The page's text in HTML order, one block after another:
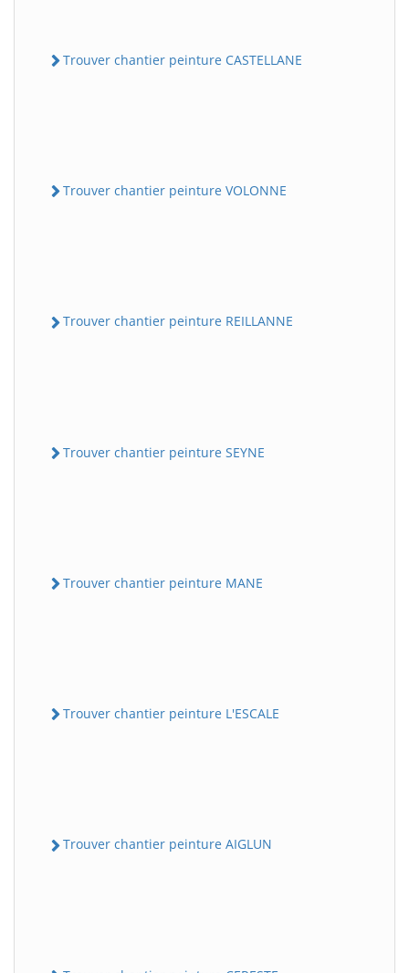
Trouver chantier peinture CASTELLANE
Trouver chantier peinture VOLONNE
Trouver chantier peinture REILLANNE
Trouver chantier peinture SEYNE
Trouver chantier peinture MANE
Trouver chantier peinture L'ESCALE
Trouver chantier peinture AIGLUN